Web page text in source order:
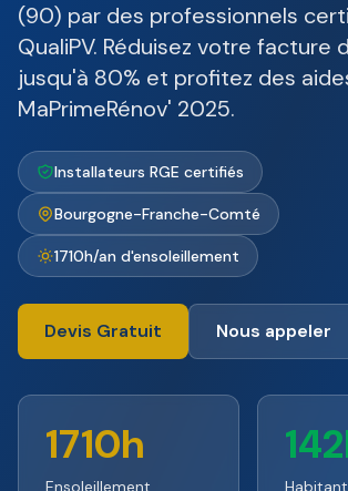
(90) par des professionnels
QualiPV. Réduisez votre facture
jusqu'à 80% et profitez des
MaPrimeRénov' 2025.
Installateurs RGE certifiés
Bourgogne-Franche-Comté
1710h/an d'ensoleillement
Devis Gratuit Nous appeler
1710h
Ensoleillement